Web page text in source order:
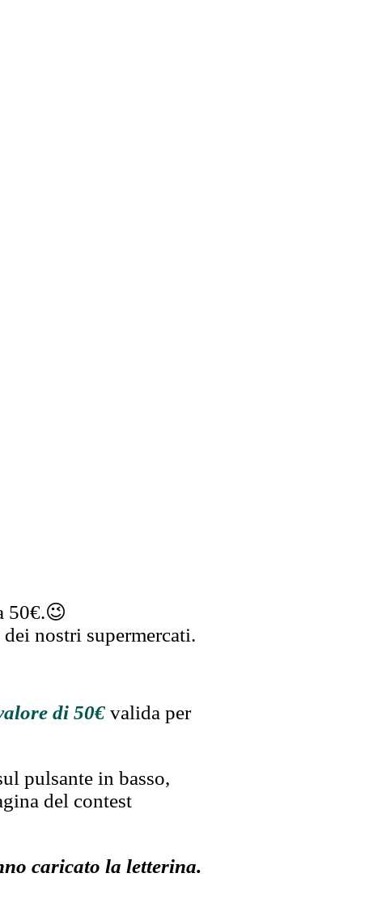
50€.😉
nostri supermercati.
di 50€ valida per
pulsante in basso,
del contest
caricato la letterina.